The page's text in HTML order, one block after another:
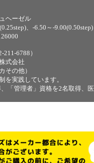
ヘーゼル
、-6.50～-9.00(0.50step)
6788）
式会社
その他）
実践しています。
「管理者」資格を2名取得、